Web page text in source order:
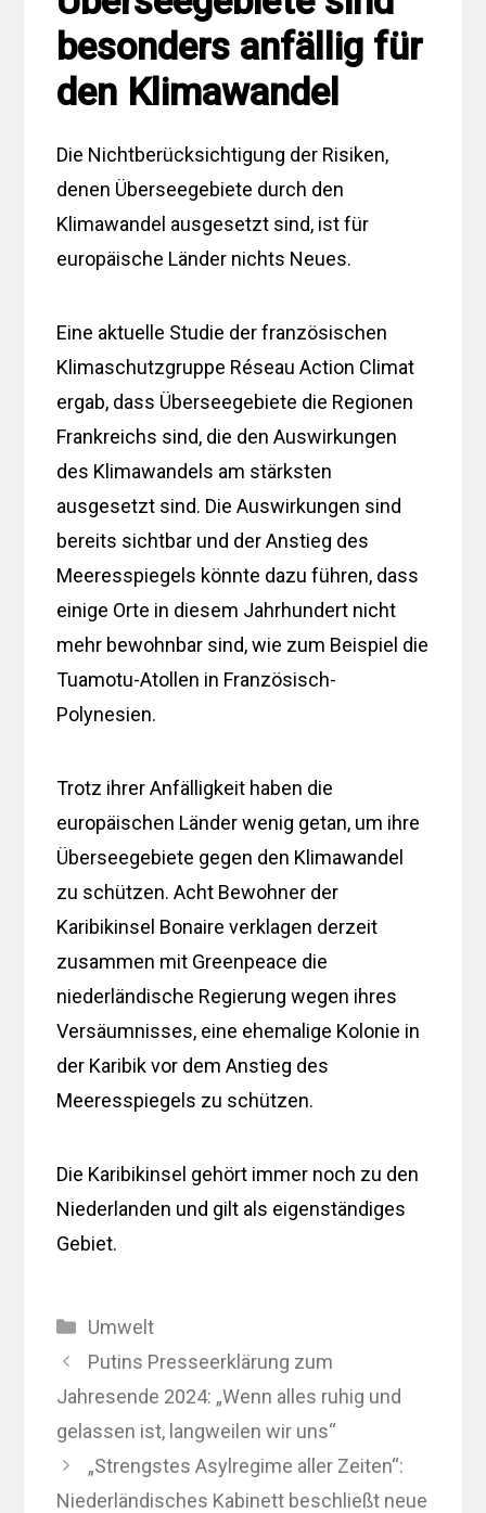
besonders anfällig für
den Klimawandel
Die Nichtberücksichtigung der Risiken,
denen Überseegebiete durch den
Klimawandel ausgesetzt sind, ist für
europäische Länder nichts Neues.
Eine aktuelle Studie der französischen
Klimaschutzgruppe Réseau Action Climat
ergab, dass Überseegebiete die Regionen
Frankreichs sind, die den Auswirkungen
des Klimawandels am stärksten
ausgesetzt sind. Die Auswirkungen sind
bereits sichtbar und der Anstieg des
Meeresspiegels könnte dazu führen, dass
einige Orte in diesem Jahrhundert nicht
mehr bewohnbar sind, wie zum Beispiel die
Tuamotu-Atollen in Französisch-
Polynesien.
Trotz ihrer Anfälligkeit haben die
europäischen Länder wenig getan, um ihre
Überseegebiete gegen den Klimawandel
zu schützen. Acht Bewohner der
Karibikinsel Bonaire verklagen derzeit
zusammen mit Greenpeace die
niederländische Regierung wegen ihres
Versäumnisses, eine ehemalige Kolonie in
der Karibik vor dem Anstieg des
Meeresspiegels zu schützen.
Die Karibikinsel gehört immer noch zu den
Niederlanden und gilt als eigenständiges
Gebiet.
Kategorien
Umwelt
Putins Presseerklärung zum
Jahresende 2024: „Wenn alles ruhig und
gelassen ist, langweilen wir uns“
„Strengstes Asylregime aller Zeiten“:
Niederländisches Kabinett beschließt neue